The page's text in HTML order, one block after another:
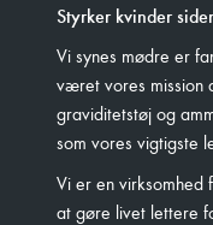
Styrker kvinder
Vi synes mødre er
været vores mission
graviditetstøj og
som vores vigtigste
Vi er en
at gøre livet lettere